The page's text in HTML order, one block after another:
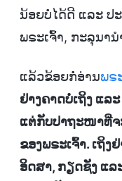
ນ້ອຍບໍ່ໄດ້ດີ ແລະ ປ
ພຣະເຈົ້າ, ກະລຸນາ
ແລ້ວຂ້ອຍກໍ່ອ່ານພຣ
ຢ່າງຄາດບໍ່ເຖິງ ແລ
ແຕ່ກັບປາຖະໜາທີ່ຈ
ຂອງພຣະເຈົ້າ. ເຖິງ
ອິດສາ, ກຽດຊັງ ແລ